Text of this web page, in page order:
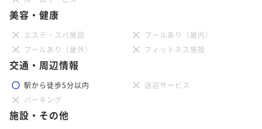
【3連泊プラン／朝食付】3泊以上でお得〜目黒駅西口
より徒歩3分〜
朝食付き 現地決済可
IN 15:00 - 24:45 OUT11:00
¥ 61,975 ~
口より徒歩3分～
素泊まり 現地決済可
IN 15:00 - 28:00 OUT11:00
ポイント即利用で 最大7％OFF
ポイントアップ
美容・健康
エステ・スパ施設
プールあり（屋内）
プールあり（屋外）
フィットネス施設
交通・周辺情報
駅から徒歩5分以内
送迎サービス
パーキング
施設・その他